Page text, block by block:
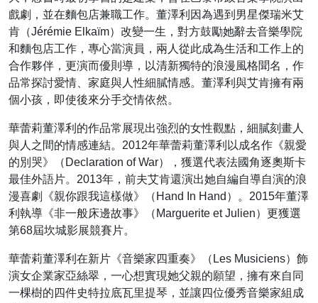
戲劇，並在麵包店兼職工作。董澤利因為遇到男星傑瑞米艾
肯（Jérémie Elkaïm）改變一生，對方鼓勵她辭去音樂學院
和麵包店工作，專心當演員，兩人從此成為生活和工作上的
合作夥伴，更演而優則導，以清新獨特的浪漫風格聞名，作
品常探討愛情、家庭與人性細膩情感。董澤利與艾肯擁有兩
個小孩，即使後來分手交情依然。
華蕾莉董澤利的作品常展現出強烈的女性觀點，細膩刻畫人
與人之間的情感連結。2012年華蕾莉董澤利以成名作《親愛
的別哭》（Declaration of War），獲選代表法國角逐奧斯卡
最佳外語片。2013年，前夫艾肯還演出她自編自導自演的浪
漫喜劇《親你跟我這樣做》（Hand In Hand）。2015年董澤
利執導《非一般床邊故事》（Marguerite et Julien）更獲選
第68屆坎城影展競賽片。
華蕾莉董澤利在新片《音樂家四重奏》（Les Musiciens）飾
演女企業家亞絲翠，一心想實現她父親的願望，擁有來自同
一棵樹的四件史特拉底瓦里提琴，並讓四位優秀音樂家組成